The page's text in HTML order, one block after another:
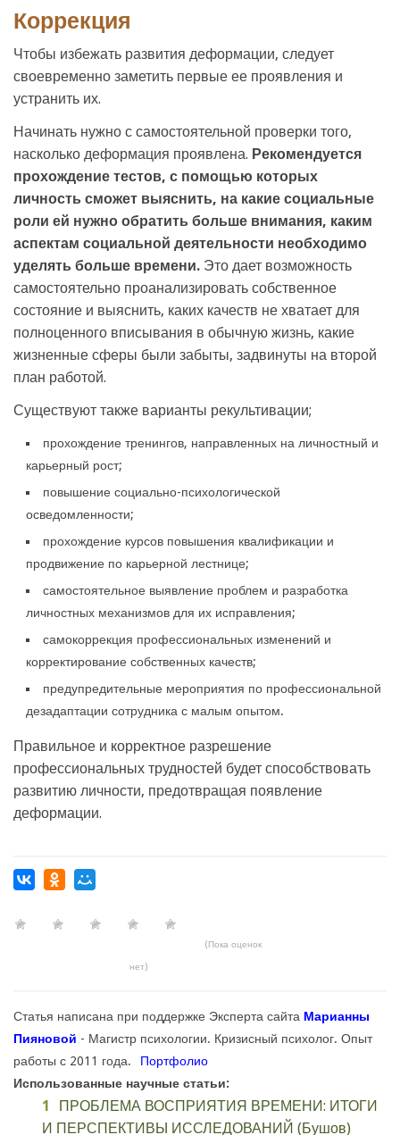
Коррекция
Чтобы избежать развития деформации, следует
своевременно заметить первые ее проявления и
устранить их.
Начинать нужно с самостоятельной проверки того,
насколько деформация проявлена. Рекомендуется
прохождение тестов, с помощью которых
личность сможет выяснить, на какие социальные
роли ей нужно обратить больше внимания, каким
аспектам социальной деятельности необходимо
уделять больше времени. Это дает возможность
самостоятельно проанализировать собственное
состояние и выяснить, каких качеств не хватает для
полноценного вписывания в обычную жизнь, какие
жизненные сферы были забыты, задвинуты на второй
план работой.
Существуют также варианты рекультивации;
прохождение тренингов, направленных на личностный и
карьерный рост;
повышение социально-психологической
осведомленности;
прохождение курсов повышения квалификации и
продвижение по карьерной лестнице;
самостоятельное выявление проблем и разработка
личностных механизмов для их исправления;
самокоррекция профессиональных изменений и
корректирование собственных качеств;
предупредительные мероприятия по профессиональной
дезадаптации сотрудника с малым опытом.
Правильное и корректное разрешение
профессиональных трудностей будет способствовать
развитию личности, предотвращая появление
деформации.
(Пока оценок
нет)
Статья написана при поддержке Эксперта сайта Марианны
Пияновой - Магистр психологии. Кризисный психолог. Опыт
работы с 2011 года.
Портфолио
Использованные научные статьи:
ПРОБЛЕМА ВОСПРИЯТИЯ ВРЕМЕНИ: ИТОГИ
И ПЕРСПЕКТИВЫ ИССЛЕДОВАНИЙ (Бушов)